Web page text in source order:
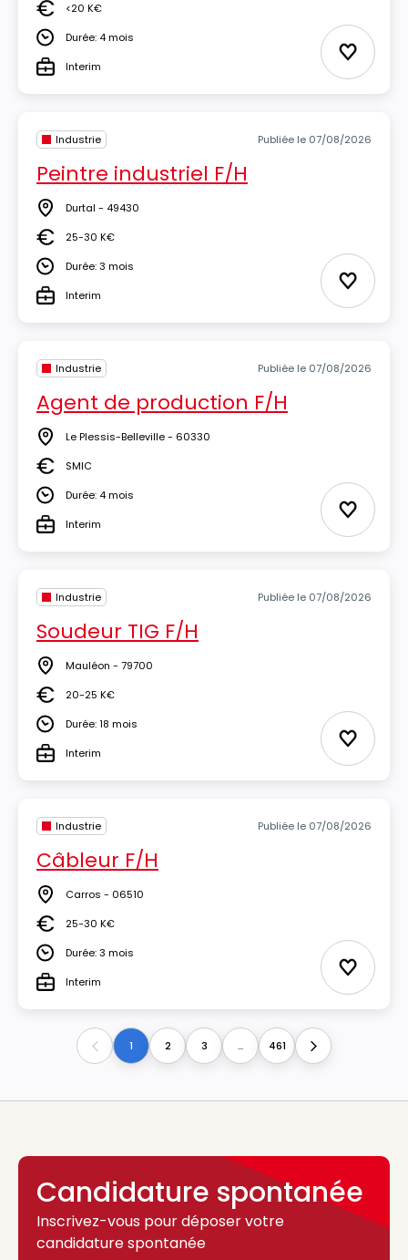
Salaire<20 K€
DuréeDurée: 4 mois
TypeInterim Ajouter
Industrie Publiée le 07/08/2026
Peintre industriel F/H
Lieu Durtal - 49430
Salaire25-30 K€
DuréeDurée: 3 mois
TypeInterim Ajouter
Industrie Publiée le 07/08/2026
Agent de production F/H
Lieu Le Plessis-Belleville - 60330
Salaire
SMIC
DuréeDurée: 4 mois
TypeInterim Ajouter
Industrie Publiée le 07/08/2026
Soudeur TIG F/H
Lieu Mauléon - 79700
Salaire20-25 K€
DuréeDurée: 18 mois
TypeInterim Ajouter
Industrie Publiée le 07/08/2026
Câbleur F/H
Lieu Carros - 06510
Salaire25-30 K€
DuréeDurée: 3 mois
TypeInterim Ajouter
Previous1 2 3 ... 461 Next
Candidature spontanée
Inscrivez-vous pour déposer votre
candidature spontanée